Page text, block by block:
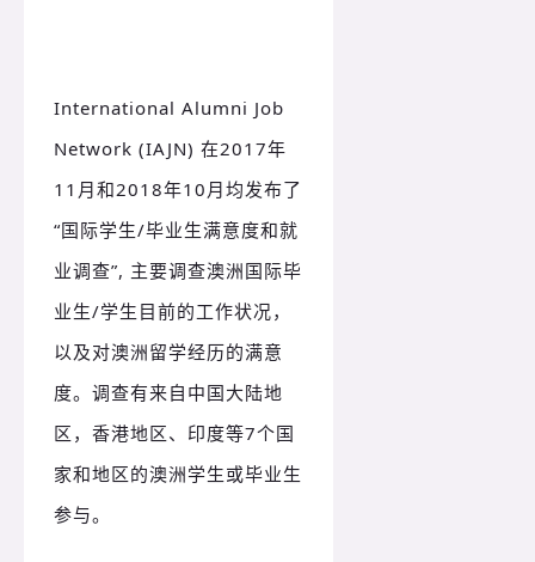
International Alumni Job
Network (IAJN) 在2017年
11月和2018年10月均发布了
“国际学生/毕业生满意度和就
业调查”, 主要调查澳洲国际毕
业生/学生目前的工作状况，
以及对澳洲留学经历的满意
度。 调查有来自中国大陆地
区，香港地区、印度等7个国
家和地区的澳洲学生或毕业生
参与。